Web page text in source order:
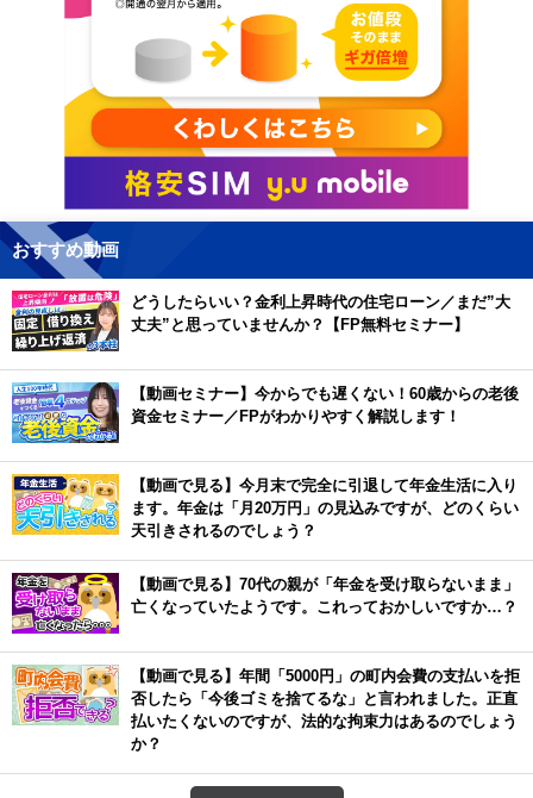
おすすめ動画
どうしたらいい？金利上昇時代の住宅ローン／まだ”大
丈夫”と思っていませんか？【FP無料セミナー】
【動画セミナー】今からでも遅くない！60歳からの老後
資金セミナー／FPがわかりやすく解説します！
【動画で見る】今月末で完全に引退して年金生活に入り
ます。年金は「月20万円」の見込みですが、どのくらい
天引きされるのでしょう？
【動画で見る】70代の親が「年金を受け取らないまま」
亡くなっていたようです。これっておかしいですか…？
【動画で見る】年間「5000円」の町内会費の支払いを拒
否したら「今後ゴミを捨てるな」と言われました。正直
払いたくないのですが、法的な拘束力はあるのでしょう
か？